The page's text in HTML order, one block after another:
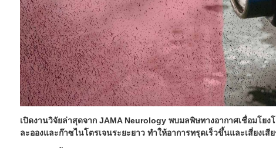
เปิดงานวิจัยล่าสุดจาก JAMA Neurology พบมลพิษทางอากาศเชื่อมโย
ละอองและก๊าซไนโตรเจนระยะยาว ทำให้อาการทรุดเร็วขึ้นและเสี่ยงเสี